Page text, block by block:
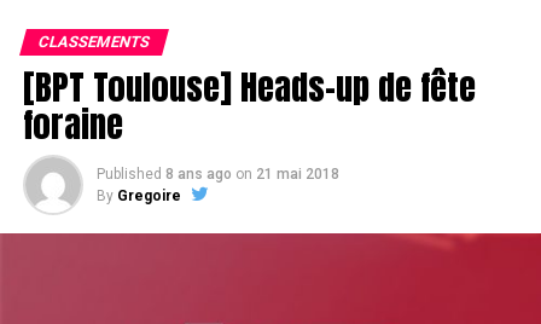
CLASSEMENTS
[BPT Toulouse] Heads-up de fête
foraine
Published 8 ans ago on 21 mai 2018
By Gregoire